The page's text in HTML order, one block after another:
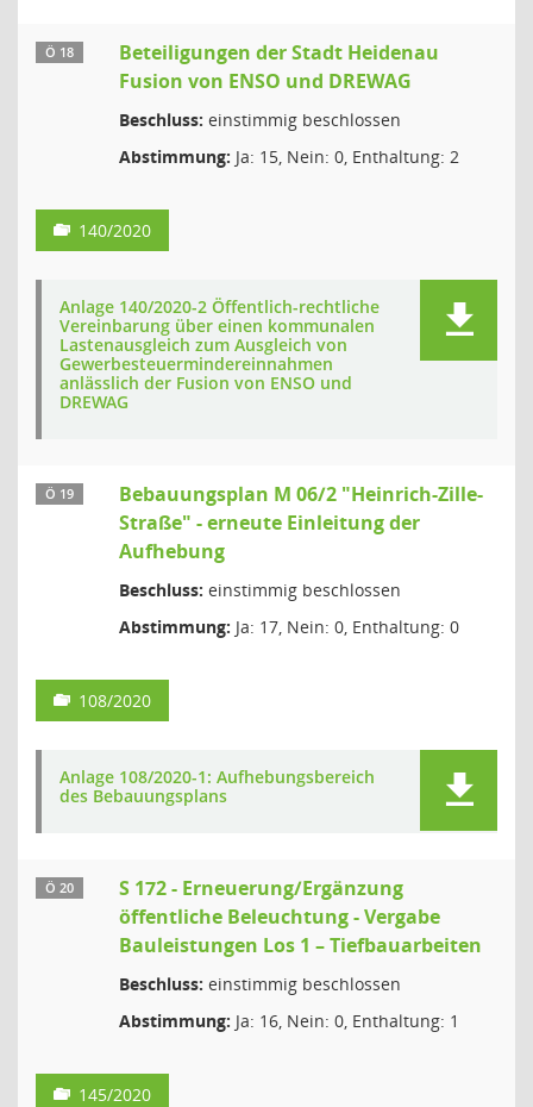
Ö 18
Beteiligungen der Stadt Heidenau
Fusion von ENSO und DREWAG
Beschluss: einstimmig beschlossen
Abstimmung: Ja: 15, Nein: 0, Enthaltung: 2
140/2020
Anlage 140/2020-2 Öffentlich-rechtliche
Vereinbarung über einen kommunalen
Lastenausgleich zum Ausgleich von
Gewerbesteuermindereinnahmen
anlässlich der Fusion von ENSO und
DREWAG
Ö 19
Bebauungsplan M 06/2 "Heinrich-Zille-
Straße" - erneute Einleitung der
Aufhebung
Beschluss: einstimmig beschlossen
Abstimmung: Ja: 17, Nein: 0, Enthaltung: 0
108/2020
Anlage 108/2020-1: Aufhebungsbereich
des Bebauungsplans
Ö 20
S 172 - Erneuerung/Ergänzung
öffentliche Beleuchtung - Vergabe
Bauleistungen Los 1 – Tiefbauarbeiten
Beschluss: einstimmig beschlossen
Abstimmung: Ja: 16, Nein: 0, Enthaltung: 1
145/2020